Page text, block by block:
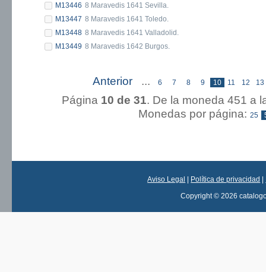
M13446 8 Maravedis 1641 Sevilla.
M13447 8 Maravedis 1641 Toledo.
M13448 8 Maravedis 1641 Valladolid.
M13449 8 Maravedis 1642 Burgos.
« Primera
Anterior ... 6 7 8 9 10 11 12 13
Página 10 de 31. De la moneda
Monedas por página: 25
Aviso Legal | Política de privacidad |
Copyright © 2026